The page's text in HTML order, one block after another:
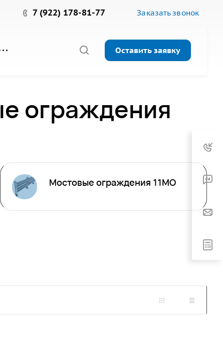
7 (922) 178-81-77 Заказать звонок
Оставить заявку
ограждения
Мостовые ограждения 11МО